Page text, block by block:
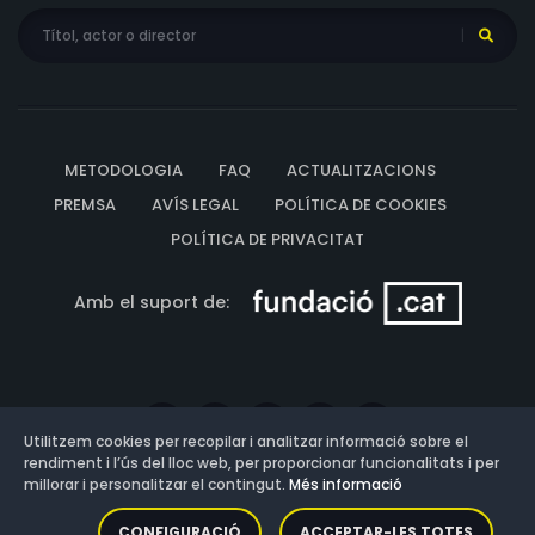
METODOLOGIA FAQ
ACTUALITZACIONS
PREMSA
AVÍS LEGAL
POLÍTICA DE COOKIES
POLÍTICA DE PRIVACITAT
Amb el suport de:
Versió: 3.13.0.202607011342
Utilitzem cookies per recopilar i analitzar informació sobre el
rendiment i l’ús del lloc web, per proporcionar funcionalitats i per
millorar i personalitzar el contingut. Més informació